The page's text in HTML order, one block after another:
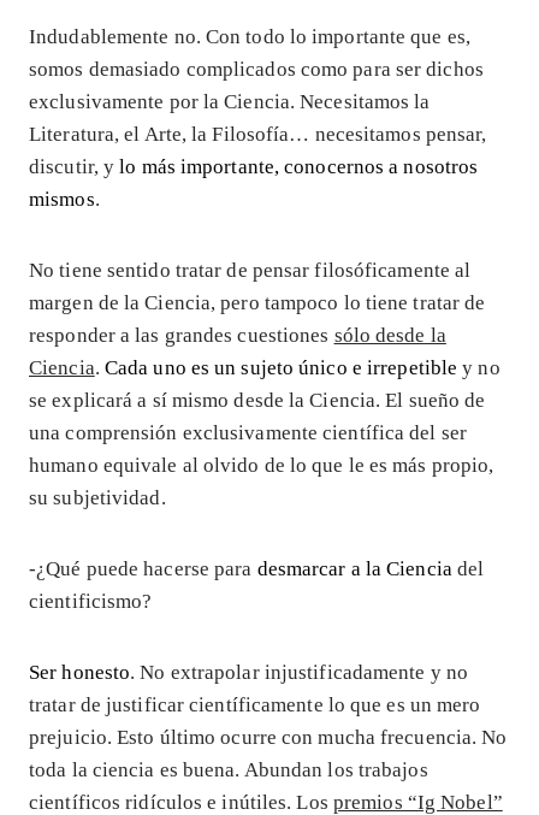
Indudablemente no. Con todo lo importante que es,
somos demasiado complicados como para ser dichos
exclusivamente por la Ciencia. Necesitamos la
Literatura, el Arte, la Filosofía… necesitamos pensar,
discutir, ylo más importante, conocernos a nosotros
mismos.
No tiene sentido tratar de pensar filosóficamente al
margen de la Ciencia, pero tampoco lo tiene tratar de
responder a las grandes cuestiones sólo desde la
Ciencia. Cada uno es un sujeto único e irrepetible y no
se explicará a sí mismo desde la Ciencia. El sueño de
una comprensión exclusivamente científica del ser
humano equivale al olvido de lo que le es más propio,
su subjetividad.
-¿Qué puede hacerse para desmarcar a la Ciencia del
cientificismo?
Ser honesto. No extrapolar injustificadamente y no
tratar de justificar científicamente lo que es un mero
prejuicio. Esto último ocurre con mucha frecuencia. No
toda la ciencia es buena. Abundan los trabajos
científicos ridículos e inútiles. Los premios “Ig Nobel”